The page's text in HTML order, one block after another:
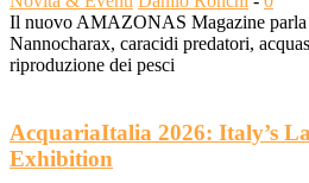
Il nuovo AMAZONAS Magazine
Nannocharax, caracidi predatori,
riproduzione dei pesci
AcquariaItalia 2026: Italy’s
Exhibition